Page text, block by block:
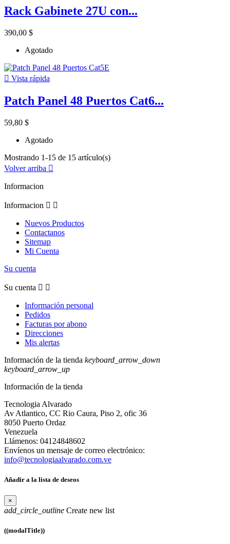
Rack Gabinete 27U con...
390,00 $
Agotado
 Vista rápida
Patch Panel 48 Puertos Cat6...
59,80 $
Agotado
Mostrando 1-15 de 15 artículo(s)
Volver arriba 
Informacion
Informacion  
Nuevos Productos
Contactanos
Sitemap
Mi Cuenta
Su cuenta
Su cuenta  
Información personal
Pedidos
Facturas por abono
Direcciones
Mis alertas
Información de la tienda keyboard_arrow_down
keyboard_arrow_up
Información de la tienda
Tecnologia Alvarado
Av Atlantico, CC Rio Caura, Piso 2, ofic 36
8050 Puerto Ordaz
Venezuela
Llámenos: 04124848602
Envíenos un mensaje de correo electrónico:
info@tecnologiaalvarado.com.ve
Añadir a la lista de deseos
×
add_circle_outline Create new list
((modalTitle))